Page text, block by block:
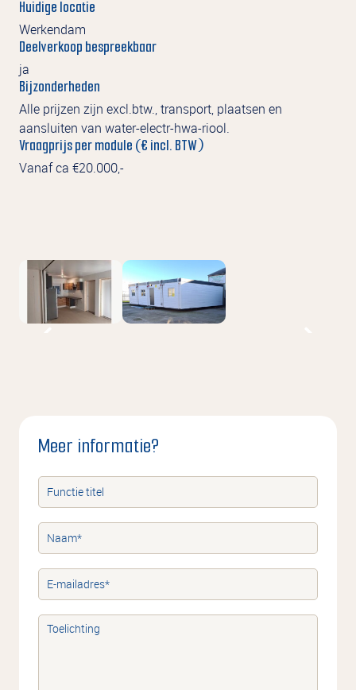
Huidige locatie
Werkendam
Deelverkoop bespreekbaar
ja
Bijzonderheden
Alle prijzen zijn excl.btw., transport, plaatsen en
aansluiten van water-electr-hwa-riool.
Vraagprijs per module (€ incl. BTW)
Vanaf ca €20.000,-
Meer informatie?